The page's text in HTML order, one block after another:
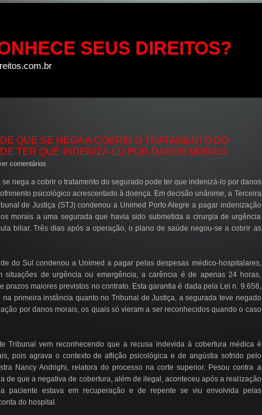
SEUS DIREITOS?
QUE SE NEGA A COBRIR O TRATAMENTO DO
TER QUE INDENIZÁ-LO POR DANOS MORAIS
comentários
nega a cobrir o tratamento do segurado pode ter que indenizá-lo por danos
psicológico acrescentado à doença. Em decisão unânime, a Terceira
de Justiça (STJ) condenou a Unimed Porto Alegre a pagar indenização
morais a uma segurada que havia sido submetida a cirurgia de urgência
biliar. Três dias após a operação, o plano de saúde negou-se a cobrir as
do Sul condenou a Unimed a pagar pelas despesas médico-hospitalares,
situações de urgência ou emergência, a carência é de apenas 24 horas,
prazos maiores previstos no contrato. Esta garantia é dada pela Lei n. 9.656,
na primeira instância quanto no Tribunal de Justiça, a segurada teve negado
por danos morais, os quais só vieram a ser reconhecidos quando o caso
Tribunal vem reconhecendo que a recusa indevida à cobertura médica é
pois agrava o contexto de aflição psicológica e de angústia sofrido pelo
Nancy Andrighi, relatora do processo na corte superior. Pesou contra a
de que a negativa de cobertura, além de ilegal, aconteceu após a realização
paciente estava em recuperação e de repente se viu envolvida pelas
do hospital.